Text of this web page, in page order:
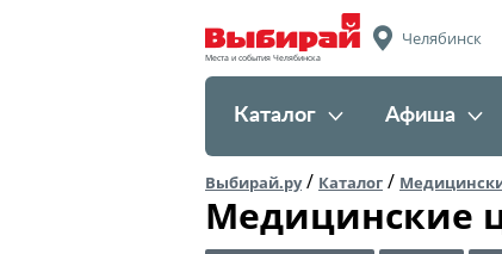
Места и события Челябинска
Челябинск
Каталог Афиша
Выбирай.ру/ Каталог /
Медицинские